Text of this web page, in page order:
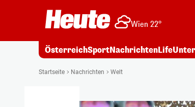
Wien 22°
ÖsterreichSportNachrichtenLife
Startseite Nachrichten Welt